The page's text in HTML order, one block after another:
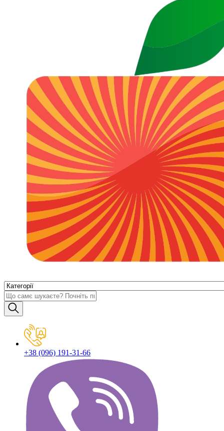
+38 (096) 191-31-66